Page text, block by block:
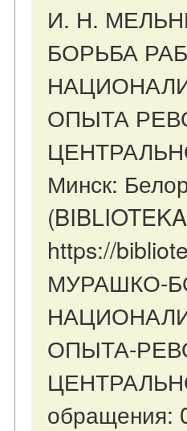
И. Н.
БОРЬБА
ОПЫТА
Минск:
https://
МУРАШКО-
ОПЫТА-
обращения: